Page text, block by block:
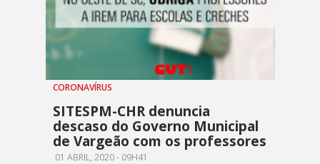
CORONAVÍRUS
SITESPM-CHR denuncia
descaso do Governo Municipal
de Vargeão com os professores
01 ABRIL, 2020 - 09H41